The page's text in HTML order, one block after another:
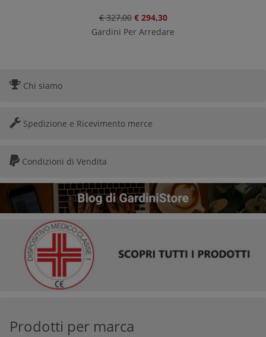
€ 327,00 € 294,30
Gardini Per Arredare
Chi siamo
Spedizione e Ricevimento merce
Condizioni di Vendita
Prodotti per marca